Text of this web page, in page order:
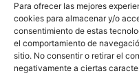
Para ofrecer las mejores
cookies para almacenar y/o
consentimiento de estas
el comportamiento de
sitio. No consentir o retirar el
negativamente a ciertas